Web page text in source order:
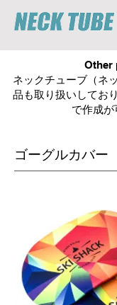
Other
ネックチューブ（ネ
品も取り扱いしてお
で作成が
​ゴーグルカバー